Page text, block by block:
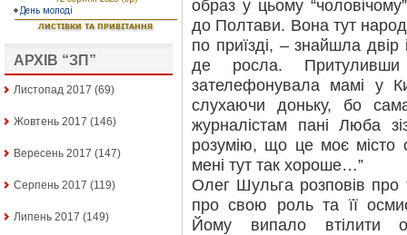
АРХІВ “ЗП”
Листопад 2017 (69)
Жовтень 2017 (146)
Вересень 2017 (147)
Серпень 2017 (119)
Липень 2017 (149)
образ у цьому
до Полтави. Вона тут
по приїзді, – знайшла
де росла.
зателефонувала мамі у
слухаючи доньку, бо
журналістам пані Люба
розумію, що це моє місто
мені тут так хороше…”
Олег Шульга розповів про
про свою роль та її
Йому випало втілити